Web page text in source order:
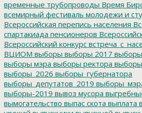
временные трубопроводы Время
всемирный фестиваль молодежи и
Всероссийская перепись населения
спартакиада пенсионеров
Всероссийский конкурс
ВЦИОМ выборы выборы 2017
выборы мэра выборы ректора
выборы_2026 выборы_губернатора
выборы_депутатов_2019
выборы-2019 вывоз мусора
вымогательство выпас скота выплата